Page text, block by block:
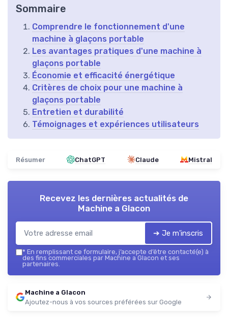
Sommaire
Comprendre le fonctionnement d'une
machine à glaçons portable
Les avantages pratiques d'une machine à
glaçons portable
Économie et efficacité énergétique
Critères de choix pour une machine à
glaçons portable
Entretien et durabilité
Témoignages et expériences utilisateurs
Résumer ChatGPT Claude Mistral
Recevez les dernières actualités de
Machine a Glacon
➔ Je m'inscris
* En remplissant ce formulaire, j’accepte d’être contacté(e) à
des fins commerciales par Machine a Glacon et ses
partenaires.
Machine a Glacon
Ajoutez-nous à vos sources préférées sur Google